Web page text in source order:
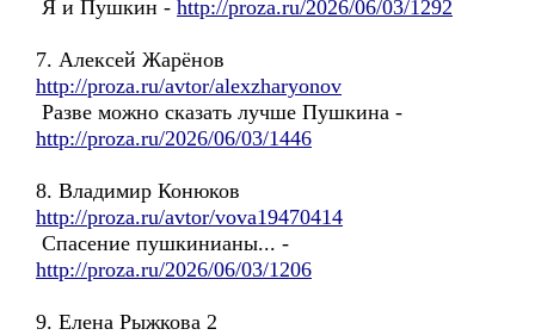
Я и Пушкин - http://proza.ru/2026/06/03/1292
7. Алексей Жарёнов
http://proza.ru/avtor/alexzharyonov
Разве можно сказать лучше Пушкина -
http://proza.ru/2026/06/03/1446
8. Владимир Конюков
http://proza.ru/avtor/vova19470414
Спасение пушкинианы... -
http://proza.ru/2026/06/03/1206
9. Елена Рыжкова 2